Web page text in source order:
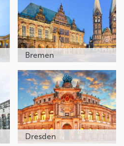
Bremen
Dresden